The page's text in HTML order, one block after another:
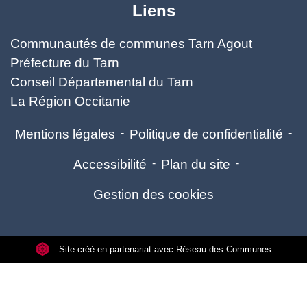
Liens
Communautés de communes Tarn Agout
Préfecture du Tarn
Conseil Départemental du Tarn
La Région Occitanie
Mentions légales - Politique de confidentialité -
Accessibilité - Plan du site -
Gestion des cookies
Site créé en partenariat avec Réseau des Communes